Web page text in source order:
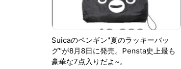
Suicaのペンギン"夏のラッキーバッ
グ"が8月8日に発売。Pensta史上最も
豪華な7点入りだよ~。